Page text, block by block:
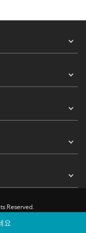
Reserved.
키
요